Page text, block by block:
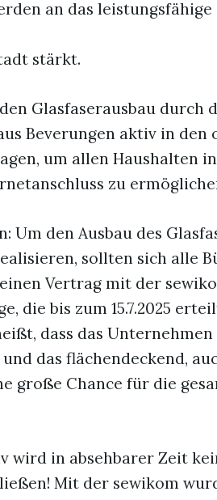
an das leistungsfähige
stärkt.
Glasfaserausbau durch
Beverungen aktiv in
um allen Haushalten
zu
Um den Ausbau des
sollten sich alle
Vertrag mit der
die bis zum 15.7.2025
dass das
das flächendeckend,
große Chance für die
in absehbarer Zeit
Mit der sewikom